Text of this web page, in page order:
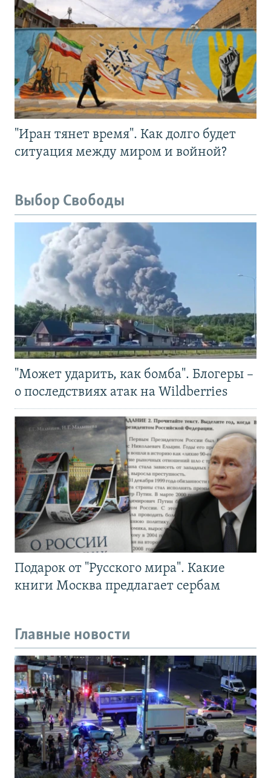
"Иран тянет время". Как долго будет
ситуация между миром и войной?
Выбор Свободы
"Может ударить, как бомба". Блогеры –
о последствиях атак на Wildberries
Подарок от "Русского мира". Какие
книги Москва предлагает сербам
Главные новости